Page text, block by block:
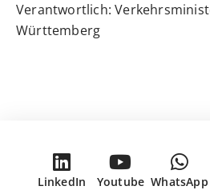
Verantwortlich:
Württemberg
WhatsApp
Youtube
LinkedIn